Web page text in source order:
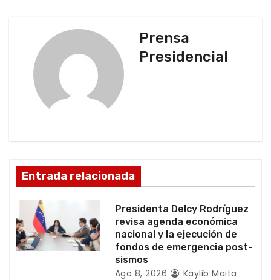
n
d
e
e
Prensa
Presidencial
Entrada relacionada
Presidenta Delcy Rodríguez
revisa agenda económica
nacional y la ejecución de
fondos de emergencia post-
sismos
Ago 8, 2026 Kaylib Maita